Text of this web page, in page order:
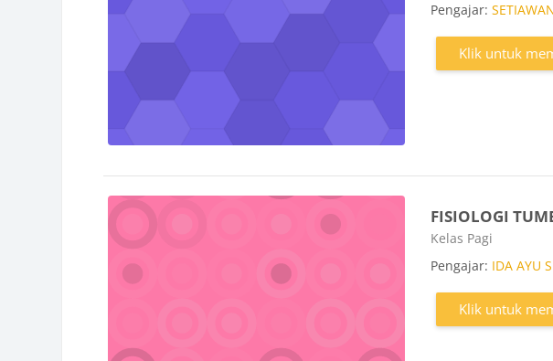
Pengajar:
Klik untuk
FISIOLOGI
Kategori kursus
Kelas Pagi
Pengajar: IDA AYU
Klik untuk